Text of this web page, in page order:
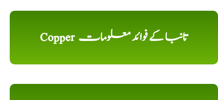
Copper تانبا کے فوائد معلومات